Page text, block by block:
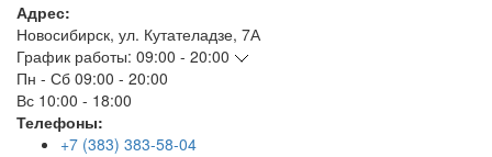
Адрес:
Новосибирск, ул. Кутателадзе, 7А
График работы: 09:00 - 20:00
Пн - Сб 09:00 - 20:00
Вс 10:00 - 18:00
Телефоны:
+7 (383) 383-58-04